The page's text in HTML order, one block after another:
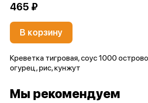
465 ₽
В корзину
Креветка тигровая, соус 1000
огурец, рис, кунжут
Мы рекомендуем